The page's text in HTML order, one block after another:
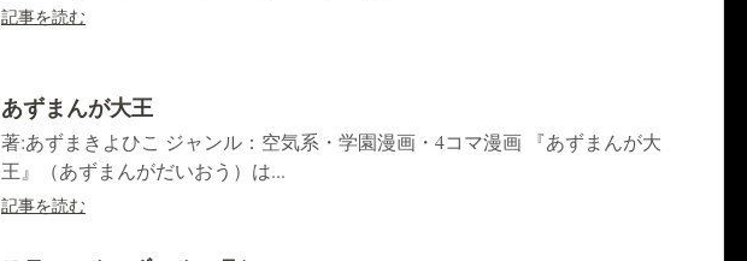
記事を読む
あずまんが大王
著:あずまきよひこ ジャンル：空気系・学園漫画・4コマ漫画 『あずまんが大
王』（あずまんがだいおう）は...
記事を読む